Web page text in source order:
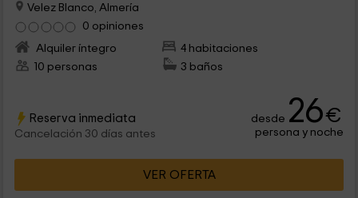
Velez Blanco, Almería
0 opiniones
Alquiler íntegro
4 habitaciones
10 personas
3 baños
Reserva inmediata
Cancelación 30 días antes
desde 26€
persona y noche
VER OFERTA